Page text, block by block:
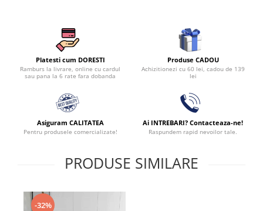
Lenjerii De Pat, Finet Premium, 1
Lenjerii De Pat Damasc 1 Persoana
Platesti cum DORESTI
Ramburs la livrare, online cu cardul
sau pana la 6 rate fara dobanda
Produse CADOU
Achizitionezi cu 60 lei, cadou de 139
lei
Asiguram CALITATEA
Pentru produsele comercializate!
Ai INTREBARI? Contacteaza-ne!
Raspundem rapid nevoilor tale.
PRODUSE SIMILARE
-32%